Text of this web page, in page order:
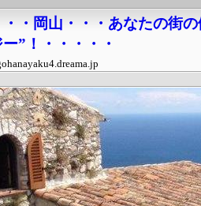
・・岡山・・・あなたの街
ー”！・・・・・